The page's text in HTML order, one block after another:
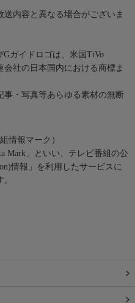
内容と異なる場合がございま
Gガイドロゴは、米国TiVo
会社の日本国内における商標ま
事・写真等あらゆる素材の無断
情報マーク）
Mark」といい、テレビ番組の公
情報」を利用したサービスに